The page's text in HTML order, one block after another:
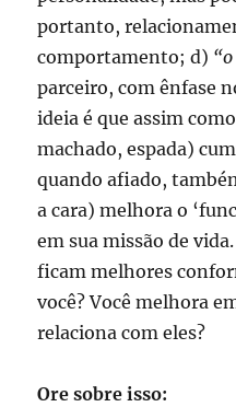
portanto,
comportamento; d)
parceiro, com ênfase
ideia é que assim
machado, espada)
quando afiado,
a cara) melhora o
em sua missão de
ficam melhores
você? Você melhora
relaciona com eles?
Ore sobre isso: